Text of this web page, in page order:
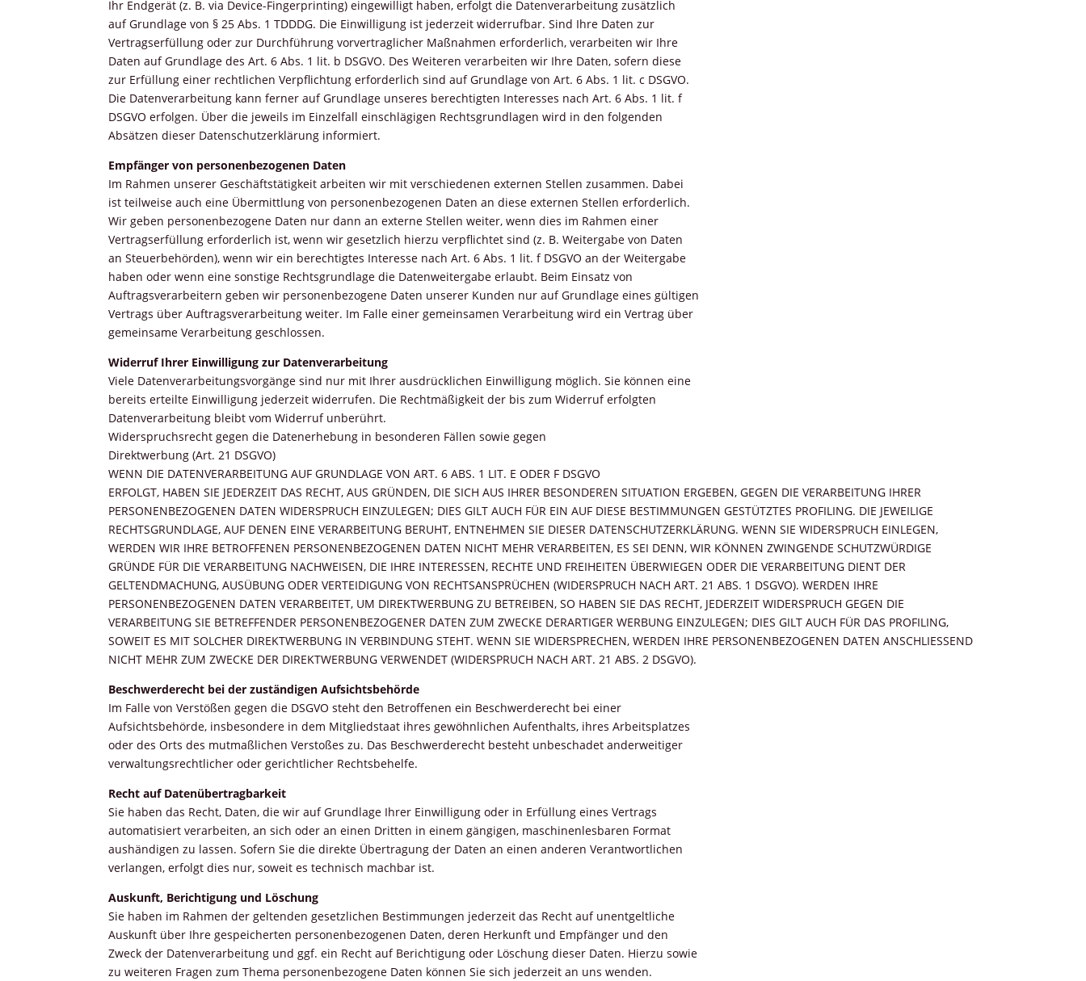
Ihr Endgerät (z. B. via Device-Fingerprinting) eingewilligt haben, erfolgt die Datenverarbeitung zusätzlich
auf Grundlage von § 25 Abs. 1TDDDG. Die Einwilligung ist jederzeit widerrufbar. Sind Ihre Daten zur
Vertragserfüllung oder zur Durchführung vorvertraglicher Maßnahmen erforderlich, verarbeiten wir Ihre
Daten auf Grundlage des Art. 6 Abs. 1 lit. b DSGVO. Des Weiteren verarbeiten wir Ihre Daten, sofern diese
zur Erfüllung einer rechtlichen Verpflichtung erforderlich sind auf Grundlage von Art. 6 Abs. 1 lit. c DSGVO.
Die Datenverarbeitung kann ferner auf Grundlage unseres berechtigten Interesses nach Art. 6 Abs. 1 lit. f
DSGVO erfolgen. Über die jeweils im Einzelfall einschlägigen Rechtsgrundlagen wird in den folgenden
Absätzen dieser Datenschutzerklärung informiert.
Empfänger von personenbezogenen Daten
Im Rahmen unserer Geschäftstätigkeit arbeiten wir mit verschiedenen externen Stellen zusammen. Dabei
ist teilweise auch eine Übermittlung von personenbezogenen Daten an diese externen Stellen erforderlich.
Wir geben personenbezogene Daten nur dann an externe Stellen weiter, wenn dies im Rahmen einer
Vertragserfüllung erforderlich ist, wenn wir gesetzlich hierzu verpflichtet sind (z. B. Weitergabe von Daten
an Steuerbehörden), wenn wir ein berechtigtes Interesse nach Art. 6 Abs. 1 lit. f DSGVO an der Weitergabe
haben oder wenn eine sonstige Rechtsgrundlage die Datenweitergabe erlaubt. Beim Einsatz von
Auftragsverarbeitern geben wir personenbezogene Daten unserer Kunden nur auf Grundlage eines gültigen
Vertrags über Auftragsverarbeitung weiter. Im Falle einer gemeinsamen Verarbeitung wird ein Vertrag über
gemeinsame Verarbeitung geschlossen.
Widerruf Ihrer Einwilligung zur Datenverarbeitung
Viele Datenverarbeitungsvorgänge sind nur mit Ihrer ausdrücklichen Einwilligung möglich. Sie können eine
bereits erteilte Einwilligung jederzeit widerrufen. Die Rechtmäßigkeit der bis zum Widerruf erfolgten
Datenverarbeitung bleibt vom Widerruf unberührt.
Widerspruchsrecht gegen die Datenerhebung in besonderen Fällen sowie gegen
Direktwerbung (Art. 21 DSGVO)
WENN DIE DATENVERARBEITUNG AUF GRUNDLAGE VON ART. 6 ABS. 1 LIT. E ODER F DSGVO
ERFOLGT, HABEN SIE JEDERZEIT DAS RECHT, AUS GRÜNDEN, DIE SICH AUS IHRER BESONDEREN SITUATION ERGEBEN, GEGEN DIE VERARBEITUNG IHRER
PERSONENBEZOGENEN DATEN WIDERSPRUCH EINZULEGEN; DIES GILT AUCH FÜR EIN AUF DIESE BESTIMMUNGEN GESTÜTZTES PROFILING. DIE JEWEILIGE
RECHTSGRUNDLAGE, AUF DENEN EINE VERARBEITUNG BERUHT, ENTNEHMEN SIE DIESER DATENSCHUTZERKLÄRUNG. WENN SIE WIDERSPRUCH EINLEGEN,
WERDEN WIR IHRE BETROFFENEN PERSONENBEZOGENEN DATEN NICHT MEHR VERARBEITEN, ES SEI DENN, WIR KÖNNEN ZWINGENDE SCHUTZWÜRDIGE
GRÜNDE FÜR DIE VERARBEITUNG NACHWEISEN, DIE IHRE INTERESSEN, RECHTE UND FREIHEITEN ÜBERWIEGEN ODER DIE VERARBEITUNG DIENT DER
GELTENDMACHUNG, AUSÜBUNG ODER VERTEIDIGUNG VON RECHTSANSPRÜCHEN (WIDERSPRUCH NACH ART. 21 ABS. 1 DSGVO). WERDEN IHRE
PERSONENBEZOGENEN DATEN VERARBEITET, UM DIREKTWERBUNG ZU BETREIBEN, SO HABEN SIE DAS RECHT, JEDERZEIT WIDERSPRUCH GEGEN DIE
VERARBEITUNG SIE BETREFFENDER PERSONENBEZOGENER DATEN ZUM ZWECKE DERARTIGER WERBUNG EINZULEGEN; DIES GILT AUCH FÜR DAS PROFILING,
SOWEIT ES MIT SOLCHER DIREKTWERBUNG IN VERBINDUNG STEHT. WENN SIE WIDERSPRECHEN, WERDEN IHRE PERSONENBEZOGENEN DATEN ANSCHLIESSEND
NICHT MEHR ZUM ZWECKE DER DIREKTWERBUNG VERWENDET (WIDERSPRUCH NACH ART. 21 ABS. 2 DSGVO).
Beschwerderecht bei der zuständigen Aufsichtsbehörde
Im Falle von Verstößen gegen die DSGVO steht den Betroffenen ein Beschwerderecht bei einer
Aufsichtsbehörde, insbesondere in dem Mitgliedstaat ihres gewöhnlichen Aufenthalts, ihres Arbeitsplatzes
oder des Orts des mutmaßlichen Verstoßes zu. Das Beschwerderecht besteht unbeschadet anderweitiger
verwaltungsrechtlicher oder gerichtlicher Rechtsbehelfe.
Recht auf Datenübertragbarkeit
Sie haben das Recht, Daten, die wir auf Grundlage Ihrer Einwilligung oder in Erfüllung eines Vertrags
automatisiert verarbeiten, an sich oder an einen Dritten in einem gängigen, maschinenlesbaren Format
aushändigen zu lassen. Sofern Sie die direkte Übertragung der Daten an einen anderen Verantwortlichen
verlangen, erfolgt dies nur, soweit es technisch machbar ist.
Auskunft, Berichtigung und Löschung
Sie haben im Rahmen der geltenden gesetzlichen Bestimmungen jederzeit das Recht auf unentgeltliche
Auskunft über Ihre gespeicherten personenbezogenen Daten, deren Herkunft und Empfänger und den
Zweck der Datenverarbeitung und ggf. ein Recht auf Berichtigung oder Löschung dieser Daten. Hierzu sowie
zu weiteren Fragen zum Thema personenbezogene Daten können Sie sich jederzeit an uns wenden.